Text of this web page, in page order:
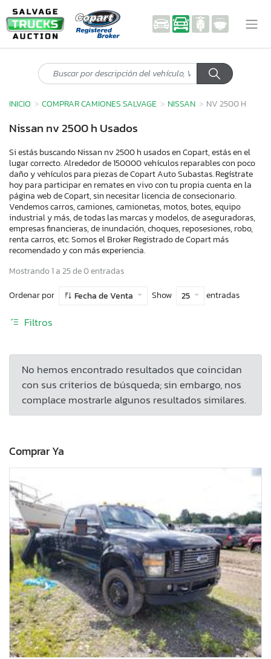
INICIO COMPRAR CAMIONES SALVAGE NISSAN NV 2500 H
Nissan nv 2500 h Usados
Si estás buscando Nissan nv 2500 h usados en Copart, estás en el
lugar correcto. Alrededor de 150000 vehículos reparables con poco
daño y vehículos para piezas de Copart Auto Subastas. Regístrate
hoy para participar en remates en vivo con tu propia cuenta en la
página web de Copart, sin necesitar licencia de consecionario.
Vendemos carros, camiones, camionetas, motos, botes, equipo
industrial y más, de todas las marcas y modelos, de aseguradoras,
empresas financieras, de inundación, choques, reposesiones, robo,
renta carros, etc. Somos el Broker Registrado de Copart más
recomendado y con más experiencia.
Mostrando 1 a 25 de 0 entradas
Ordenar por
Fecha de Venta Show 25 entradas
Filtros
No hemos encontrado resultados que coincidan
con sus criterios de búsqueda; sin embargo, nos
complace mostrarle algunos resultados similares.
Comprar Ya